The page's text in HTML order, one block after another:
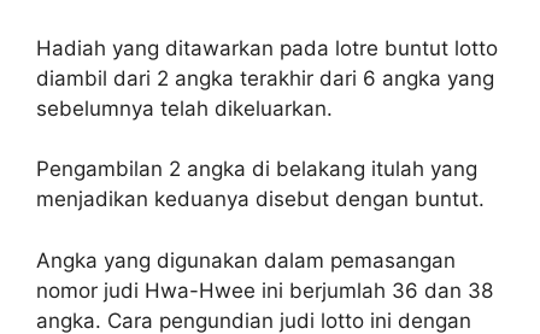
Hadiah yang ditawarkan pada lotre buntut lotto
diambil dari 2 angka terakhir dari 6 angka yang
sebelumnya telah dikeluarkan.
Pengambilan 2 angka di belakang itulah yang
menjadikan keduanya disebut dengan buntut.
Angka yang digunakan dalam pemasangan
nomor judi Hwa-Hwee ini berjumlah 36 dan 38
angka. Cara pengundian judi lotto ini dengan